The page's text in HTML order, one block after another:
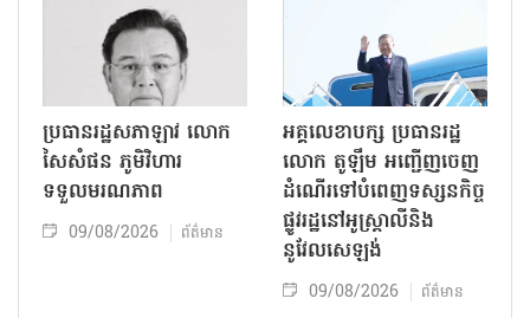
ប្រធានរដ្ឋសភាឡាវ លោក
សៃសំផន ភូមិវិហារ
ទទួលមរណភាព
09/08/2026 ព័ត៌មាន
អគ្គលេខាបក្ស ប្រធានរដ្ឋ
លោក តូឡឹម អញ្ជើញចេញ
ដំណើរទៅបំពេញទស្សនកិច្ច
ផ្លូវរដ្ឋនៅអូស្ត្រាលីនិង
នូវែលសេឡង់
09/08/2026 ព័ត៌មាន